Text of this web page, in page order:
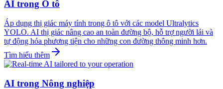
AI trong Ô tô
Áp dụng thị giác máy tính trong ô tô với các model Ultralytics
YOLO. AI thị giác nâng cao an toàn đường bộ, hỗ trợ người lái và
tự động hóa phương tiện cho những con đường thông minh hơn.
Tìm hiểu thêm
AI trong Nông nghiệp